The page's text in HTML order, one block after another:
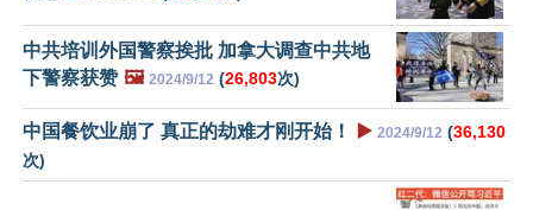
中共培训外国警察挨批 加拿大调查中共地
下警察获赞 🖼️ 2024/9/12 (26,803次)
中国餐饮业崩了 真正的劫难才刚开始！ ▶️ 2024/9/12 (36,130
次)